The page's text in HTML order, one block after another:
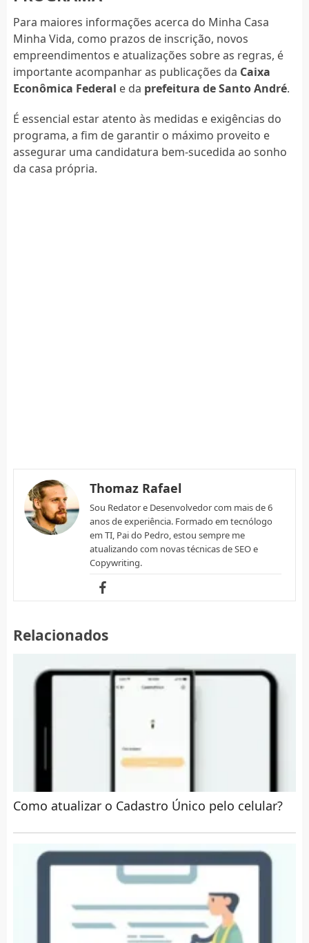
Para maiores informações acerca do Minha Casa
Minha Vida, como prazos de inscrição, novos
empreendimentos e atualizações sobre as regras, é
importante acompanhar as publicações da Caixa
Econômica Federal e da prefeitura de Santo André.
É essencial estar atento às medidas e exigências do
programa, a fim de garantir o máximo proveito e
assegurar uma candidatura bem-sucedida ao sonho
da casa própria.
Thomaz Rafael
Sou Redator e Desenvolvedor com mais de 6
anos de experiência. Formado em tecnólogo
em TI, Pai do Pedro, estou sempre me
atualizando com novas técnicas de SEO e
Copywriting.
Relacionados
Como atualizar o Cadastro Único pelo celular?